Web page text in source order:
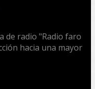
de radio "Radio faro
hacia una mayor